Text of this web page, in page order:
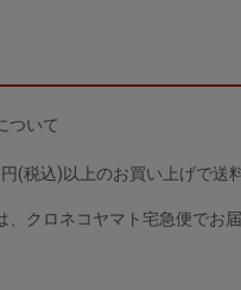
ついて
(税込)以上のお買い上げで送
、クロネコヤマト宅急便でお